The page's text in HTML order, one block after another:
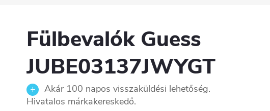
Fülbevalók Guess
JUBE03137JWYGT
Akár 100 napos visszaküldési lehetőség.
Hivatalos márkakereskedő.